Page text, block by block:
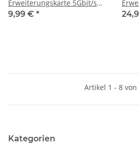
Erweiterungskarte 5Gbit/s
PCI-E X1 Adapterkarte PCIe
9,99 € *
USB
Artikel 1 - 8 von
Kategorien